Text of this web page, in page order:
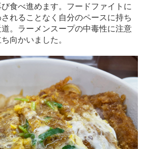
食べ進めます。フードファイトに
れることなく自分のペースに持ち
。ラーメンスープの中毒性に注意
向かいました。